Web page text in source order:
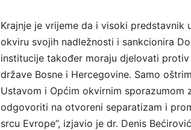
Krajnje je vrijeme da i visoki predstavnik
okviru svojih nadležnosti i sankcionira
institucije također moraju djelovati
države Bosne i Hercegovine. Samo
Ustavom i Općim okvirnim sporazumom
odgovoriti na otvoreni separatizam i
srcu Evrope”, izjavio je dr. Denis